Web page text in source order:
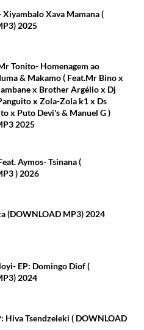
Xava Mamana (
2025
Tonito- Homenagem ao
& Makamo ( Feat.Mr Bino x
x Brother Argélio x Dj
x Zola-Zola k1 x Ds
x Puto Devi's & Manuel G )
2025
Aymos- Tsinana (
) 2026
(DOWNLOAD MP3) 2024
EP: Domingo Diof (
2024
Hiva Tsendzeleki ( DOWNLOAD